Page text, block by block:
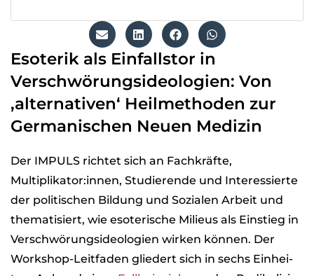
Esoterik als Einfallstor in
Verschwörungsideologien: Von
‚alternativen‘ Heilmethoden zur
Germanischen Neuen Medizin
Der IMPULS rich­tet sich an Fach­kräfte,
Multiplikator:innen, Stu­die­rende und Inter­es­sierte
der poli­ti­schen Bil­dung und Sozia­len Arbeit und
the­ma­ti­siert, wie eso­te­ri­sche Milieus als Ein­stieg in
Ver­schwö­rungs­ideo­lo­gien wir­ken kön­nen. Der
Work­shop-Leit­fa­den glie­dert sich in sechs Ein­hei­